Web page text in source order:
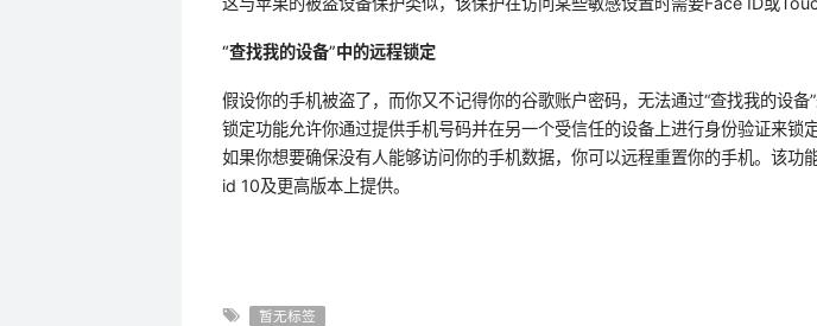
“查找我的设备”中的远程锁定
假设你的手机被盗了，而你又不记得你的谷歌账户密码，无法通过“查找我的设备
锁定功能允许你通过提供手机号码并在另一个受信任的设备上进行身份验证来锁
如果你想要确保没有人能够访问你的手机数据，你可以远程重置你的手机。该功
id 10及更高版本上提供。
暂无标签